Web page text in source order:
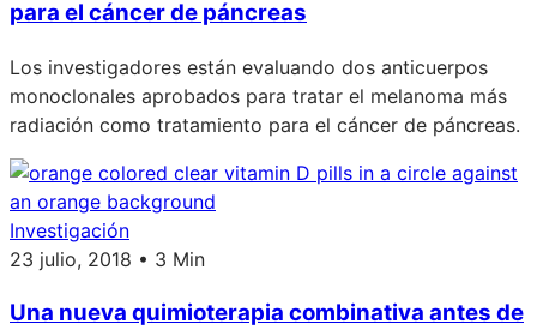
para el cáncer de páncreas
Los investigadores están evaluando dos anticuerpos
monoclonales aprobados para tratar el melanoma más
radiación como tratamiento para el cáncer de páncreas.
Investigación
23 julio, 2018 • 3 Min
Una nueva quimioterapia combinativa antes de